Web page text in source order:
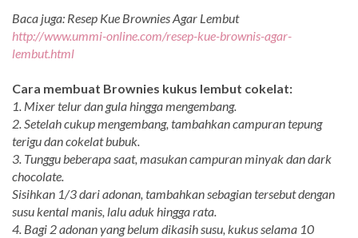
Baca juga: Resep Kue Brownies Agar Lembut
http://www.ummi-online.com/resep-kue-brownis-agar-
lembut.html
Cara membuat Brownies kukus lembut cokelat:
1. Mixer telur dan gula hingga mengembang.
2. Setelah cukup mengembang, tambahkan campuran tepung
terigu dan cokelat bubuk.
3. Tunggu beberapa saat, masukan campuran minyak dan dark
chocolate.
Sisihkan 1/3 dari adonan, tambahkan sebagian tersebut dengan
susu kental manis, lalu aduk hingga rata.
4. Bagi 2 adonan yang belum dikasih susu, kukus selama 10